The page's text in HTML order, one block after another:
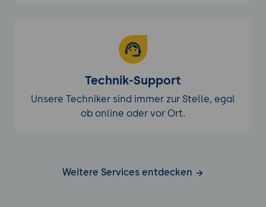
Technik-Support
Unsere Techniker sind immer zur Stelle, egal
ob online oder vor Ort.
Weitere Services entdecken